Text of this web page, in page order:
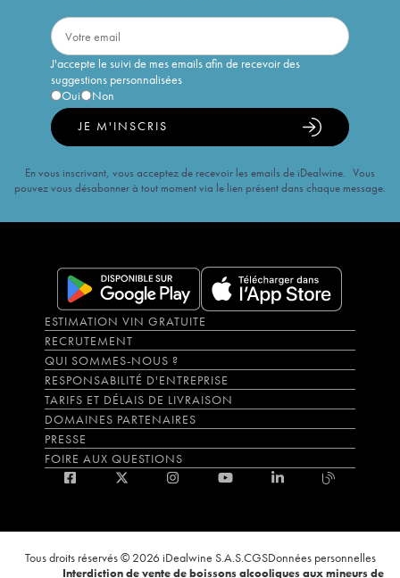
J'accepte le suivi de mes emails afin de recevoir des
suggestions personnalisées
Oui
Non
JE M'INSCRIS
En vous inscrivant, vous acceptez de recevoir les emails de iDealwine. Vous
pouvez vous désabonner à tout moment via le lien présent dans chaque message.
ESTIMATION VIN GRATUITE
RECRUTEMENT
QUI SOMMES-NOUS ?
RESPONSABILITÉ D'ENTREPRISE
TARIFS ET DÉLAIS DE LIVRAISON
DOMAINES PARTENAIRES
PRESSE
FOIRE AUX QUESTIONS
Tous droits réservés © 2026 iDealwine S.A.S.CGSDonnées personnelles
Interdiction de vente de boissons alcooliques aux mineurs de